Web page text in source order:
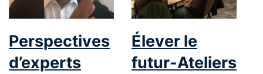
Perspectives
d’experts
Élever le
futur-Ateliers